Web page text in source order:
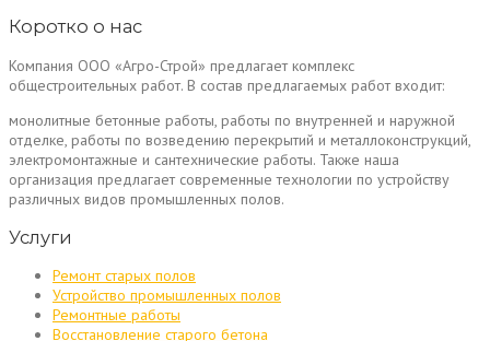
Коротко о нас
Компания ООО «Агро-Строй» предлагает комплекс
общестроительных работ. В состав предлагаемых работ входит:
монолитные бетонные работы, работы по внутренней и наружной
отделке, работы по возведению перекрытий и металлоконструкций,
электромонтажные и сантехнические работы. Также наша
организация предлагает современные технологии по устройству
различных видов промышленных полов.
Услуги
Ремонт старых полов
Устройство промышленных полов
Ремонтные работы
Восстановление старого бетона